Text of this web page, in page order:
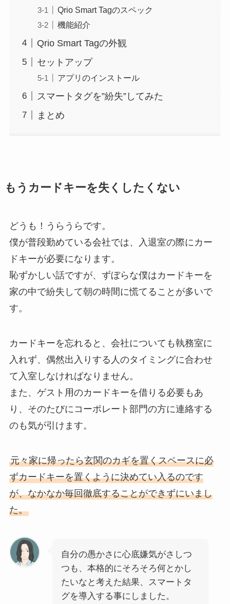
Qrio Smart Tagのスペック
機能紹介
Qrio Smart Tagの外観
セットアップ
アプリのインストール
スマートタグを”紛失”してみた
まとめ
もうカードキーを失くしたくない
どうも！うらうらです。
僕が普段勤めている会社では、入退室の際にカー
ドキーが必要になります。
恥ずかしい話ですが、ずぼらな僕はカードキーを
家の中で紛失して朝の時間に慌てることが多いで
す。
カードキーを忘れると、会社についても執務室に
入れず、偶然出入りする人のタイミングに合わせ
て入室しなければなりません。
また、ゲスト用のカードキーを借りる必要もあ
り、そのたびにコーポレート部門の方に連絡する
のも気が引けます。
元々家に帰ったら玄関のカギを置くスペースに必
ずカードキーを置くように決めてい入るのです
が、なかなか毎回徹底することができずにいまし
た。
自分の愚かさに心底嫌気がさしつ
つも、本格的にそろそろ何とかし
たいなと考えた結果、スマートタ
グを導入する事にしました。